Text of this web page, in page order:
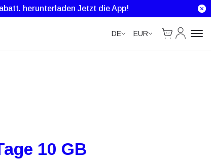
herunterladen Jetzt die App!
DE EUR
Cart
Mein
10 GB